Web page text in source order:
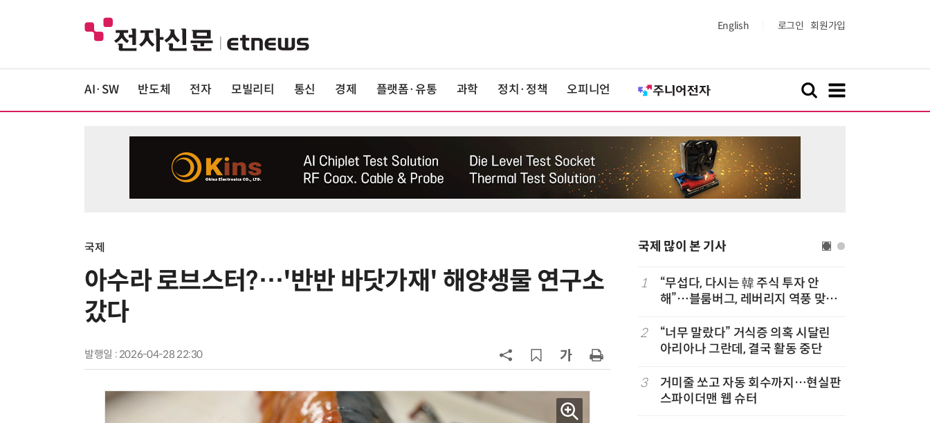
English 로그인 회원가입
AI·SW 반도체 전자 모빌리티 통신 경제 플랫폼·유통 과학 정치·정책 오피니언
국제
아수라 로브스터?…'반반 바닷가재' 해양생물 연구소
갔다
발행일 : 2026-04-28 22:30
국제 많이 본 기사
6
폭염에 다뉴브 강바닥서 드러난 '나
엔비디아, HBM 독주 흔들”
인 인플루언서 체포… 7대 연쇄추돌
후 도망가
1
“무섭다, 다시는 韓 주식 투자 안
해”…블룸버그, 레버리지 역풍 맞은
2
“너무 말랐다” 거식증 의혹 시달린
아리아나 그란데, 결국 활동 중단
3
거미줄 쏘고 자동 회수까지…현실판
스파이더맨 웹 슈터